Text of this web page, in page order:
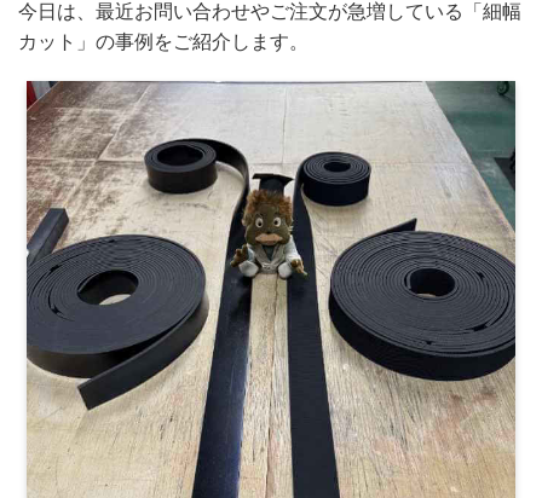
今日は、最近お問い合わせやご注文が急増している「細幅
カット」の事例をご紹介します。